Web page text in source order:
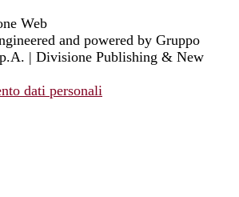
and powered by Gruppo
| Divisione Publishing & New
dati personali